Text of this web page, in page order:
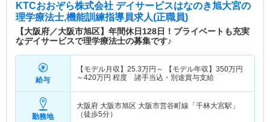
KTCおおぞら株式会社 デイサービスはなのき旭大宮の
理学療法士,機能訓練指導員求人(正職員)
【大阪府／大阪市旭区】年間休日128日！プライベートも充実
なデイサービスで理学療法士の募集です♪
給与
【モデル月収】 25.3万円～ 【モデル年収】 350万円
～420万円 程度 諸手当込・別途賞与支給
勤務地
大阪府 大阪市旭区 大阪市営谷町線「千林大宮駅」
（徒歩5分）